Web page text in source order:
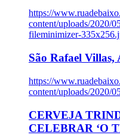
https://
content/uploads/2020/
fileminimizer-
São Rafael Villas,
https://
content/uploads/2020/
CERVEJA
CELEBRAR ‘O